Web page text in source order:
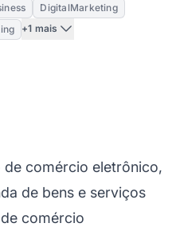
DigitalMarketing
+1 mais
comércio eletrônico,
de bens e serviços
comércio